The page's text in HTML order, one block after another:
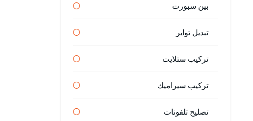
بين سبورت
تبديل تواير
تركيب ستلايت
تركيب سيراميك
تصليح تلفونات